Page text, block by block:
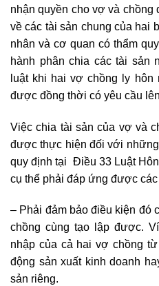
nhận quyền cho vợ và
về các tài sản chung của hai
nhân và cơ quan có thẩm
hành phân chia các tài sản
luật khi hai vợ chồng ly hôn
được đồng thời có yêu cầu
Việc chia tài sản của vợ và
được thực hiện đối với
quy định tại Điều 33 Luật
cụ thể phải đáp ứng được
– Phải đảm bảo điều kiện đó
chồng cùng tạo lập được.
nhập của cả hai vợ chồng
động sản xuất kinh doanh
sản riêng.